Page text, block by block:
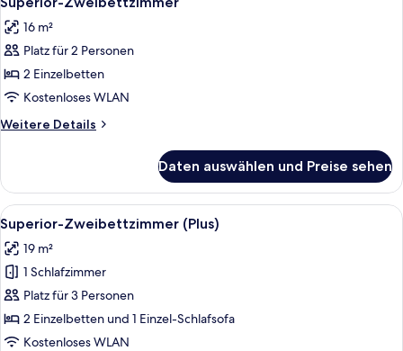
Bett
Fotos
für
Superior-
Zweibettzimmer
anzeigen
16 m²
Platz für 2 Personen
2 Einzelbetten
Kostenloses WLAN
Weitere Details
Weitere
Zweibettzimmer
Daten auswählen und Preise sehen
Alle
Fotos
für
Superior-
Zweibettzimmer
(Plus)
anzeigen
Ein modernes Hotelzimmer mit
5
Superior-Zweibettzimmer (Plus)
19 m²
1 Schlafzimmer
Platz für 3 Personen
2 Einzelbetten und 1 Einzel-Schlafsofa
Kostenloses WLAN